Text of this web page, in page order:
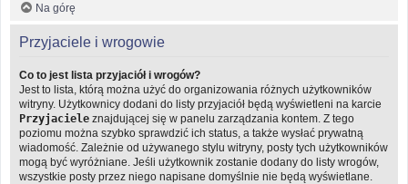
Na górę
Przyjaciele i wrogowie
Co to jest lista przyjaciół i wrogów?
Jest to lista, którą można użyć do organizowania różnych użytkowników
witryny. Użytkownicy dodani do listy przyjaciół będą wyświetleni na karcie
Przyjaciele znajdującej się w panelu zarządzania kontem. Z tego
poziomu można szybko sprawdzić ich status, a także wysłać prywatną
wiadomość. Zależnie od używanego stylu witryny, posty tych użytkowników
mogą być wyróżniane. Jeśli użytkownik zostanie dodany do listy wrogów,
wszystkie posty przez niego napisane domyślnie nie będą wyświetlane.